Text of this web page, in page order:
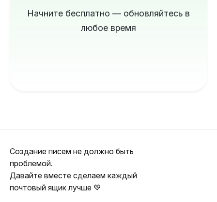
Начните бесплатно — обновляйтесь в
любое время
Создание писем не должно быть
проблемой.
Давайте вместе сделаем каждый
почтовый ящик лучше 💚